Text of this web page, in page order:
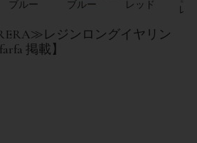
ブルー ブルー レッド レ
レジンロングイヤリン
掲載】